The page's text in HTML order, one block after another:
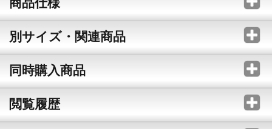
別サイズ・関連商品
同時購入商品
閲覧履歴